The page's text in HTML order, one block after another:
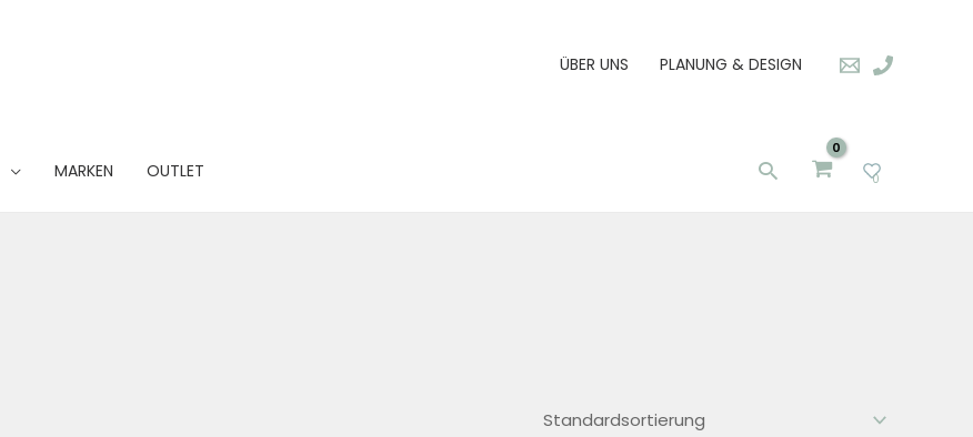
ÜBER UNS PLANUNG & DESIGN
MARKEN OUTLET Suchen 0